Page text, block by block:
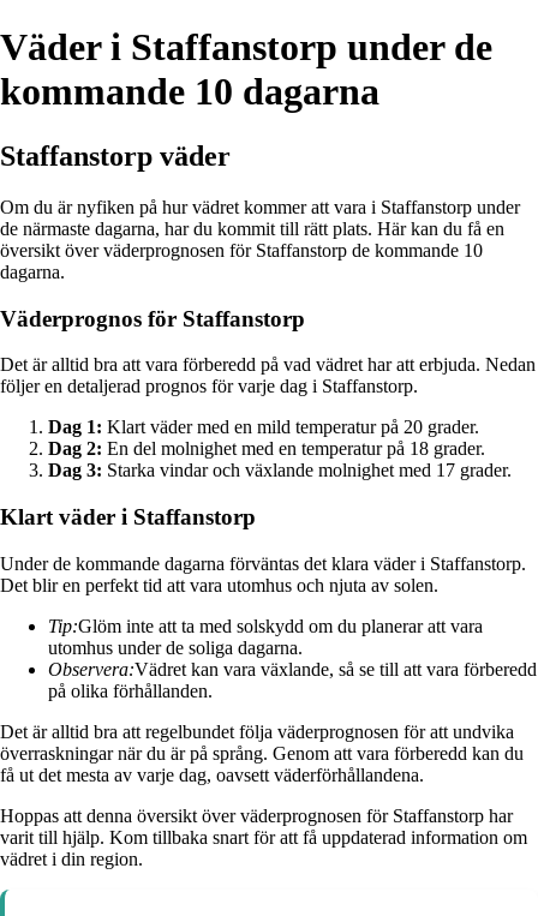
Väder i Staffanstorp under de
kommande 10 dagarna
Staffanstorp väder
Om du är nyfiken på hur vädret kommer att vara i Staffanstorp under
de närmaste dagarna, har du kommit till rätt plats. Här kan du få en
översikt över väderprognosen för Staffanstorp de kommande 10
dagarna.
Väderprognos för Staffanstorp
Det är alltid bra att vara förberedd på vad vädret har att erbjuda. Nedan
följer en detaljerad prognos för varje dag i Staffanstorp.
Dag 1: Klart väder med en mild temperatur på 20 grader.
Dag 2: En del molnighet med en temperatur på 18 grader.
Dag 3: Starka vindar och växlande molnighet med 17 grader.
Klart väder i Staffanstorp
Under de kommande dagarna förväntas det klara väder i Staffanstorp.
Det blir en perfekt tid att vara utomhus och njuta av solen.
Tip:Glöm inte att ta med solskydd om du planerar att vara
utomhus under de soliga dagarna.
Observera:Vädret kan vara växlande, så se till att vara förberedd
på olika förhållanden.
Det är alltid bra att regelbundet följa väderprognosen för att undvika
överraskningar när du är på språng. Genom att vara förberedd kan du
få ut det mesta av varje dag, oavsett väderförhållandena.
Hoppas att denna översikt över väderprognosen för Staffanstorp har
varit till hjälp. Kom tillbaka snart för att få uppdaterad information om
vädret i din region.